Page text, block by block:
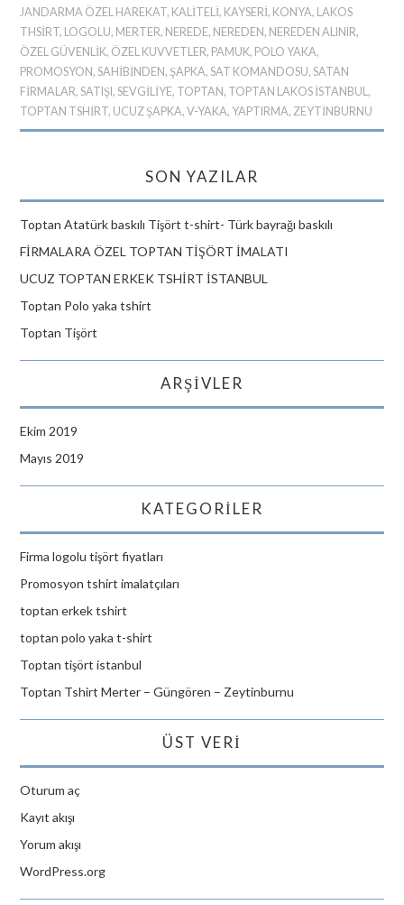
JANDARMA ÖZEL HAREKAT, KALİTELİ, KAYSERİ, KONYA, LAKOS
THSIRT, LOGOLU, MERTER, NEREDE, NEREDEN, NEREDEN ALINIR,
ÖZEL GÜVENLİK, ÖZEL KUVVETLER, PAMUK, POLO YAKA,
PROMOSYON,SAHİBİNDEN, ŞAPKA,SAT KOMANDOSU,SATAN
FİRMALAR,SATIŞI,SEVGİLİYE, TOPTAN, TOPTAN LAKOS ISTANBUL,
TOPTAN TSHIRT, UCUZ ŞAPKA,V-YAKA, YAPTIRMA, ZEYTINBURNU
SON YAZILAR
Toptan Atatürk baskılı Tişört t-shirt- Türk bayrağı baskılı
FİRMALARA ÖZEL TOPTAN TİŞÖRT İMALATI
UCUZ TOPTAN ERKEK TSHİRT İSTANBUL
Toptan Polo yaka tshirt
Toptan Tişört
ARŞIVLER
Ekim 2019
Mayıs 2019
KATEGORILER
Firma logolu tişört fiyatları
Promosyon tshirt imalatçıları
toptan erkek tshirt
toptan polo yaka t-shirt
Toptan tişört istanbul
Toptan Tshirt Merter – Güngören – Zeytinburnu
ÜST VERI
Oturum aç
Kayıt akışı
Yorum akışı
WordPress.org